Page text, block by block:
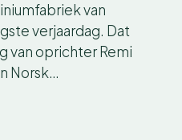
van
verjaardag. Dat
van oprichter Remi
Norsk…